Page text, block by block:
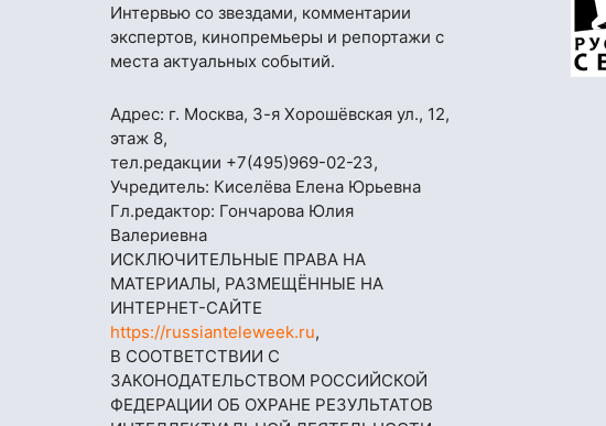
Интервью со звездами, комментарии
экспертов, кинопремьеры и репортажи с
места актуальных событий.
Адрес: г. Москва, 3-я Хорошёвская ул., 12,
этаж 8,
тел.редакции +7(495)969-02-23,
Учредитель: Киселёва Елена Юрьевна
Гл.редактор: Гончарова Юлия
Валериевна
ИСКЛЮЧИТЕЛЬНЫЕ ПРАВА НА
МАТЕРИАЛЫ, РАЗМЕЩЁННЫЕ НА
ИНТЕРНЕТ-САЙТЕ
https://russianteleweek.ru,
В СООТВЕТСТВИИ С
ЗАКОНОДАТЕЛЬСТВОМ РОССИЙСКОЙ
ФЕДЕРАЦИИ ОБ ОХРАНЕ РЕЗУЛЬТАТОВ